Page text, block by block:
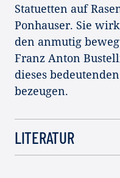
Statuetten auf
Ponhauser. Sie
den anmutig
Franz Anton
dieses
bezeugen.
LITERATUR